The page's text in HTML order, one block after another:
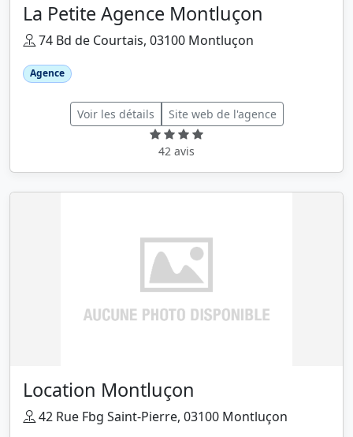
La Petite Agence Montluçon
74 Bd de Courtais, 03100 Montluçon
Agence
Voir les détails Site web de l'agence
42 avis
Location Montluçon
42 Rue Fbg Saint-Pierre, 03100 Montluçon